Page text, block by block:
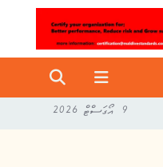
9 އޯގަސްޓް 2026